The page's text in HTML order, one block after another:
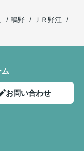
鴫野
ＪＲ野江
ム
お問い合わせ